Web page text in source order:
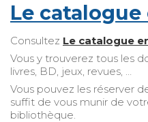
Le
Consultez Le catalogue
Vous y trouverez tous les
livres, BD, jeux, revues, …
Vous pouvez les réserver
suffit de vous munir de
bibliothèque.